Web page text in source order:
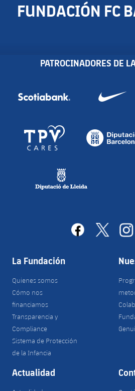
FUNDACIÓN FC
PATROCINADORES DE
facebook
x
La Fundación
Quienes somos
Cómo nos
financiamos
Transparencia y
Compliance
Sistema de Protección
de la Infancia
Actualidad